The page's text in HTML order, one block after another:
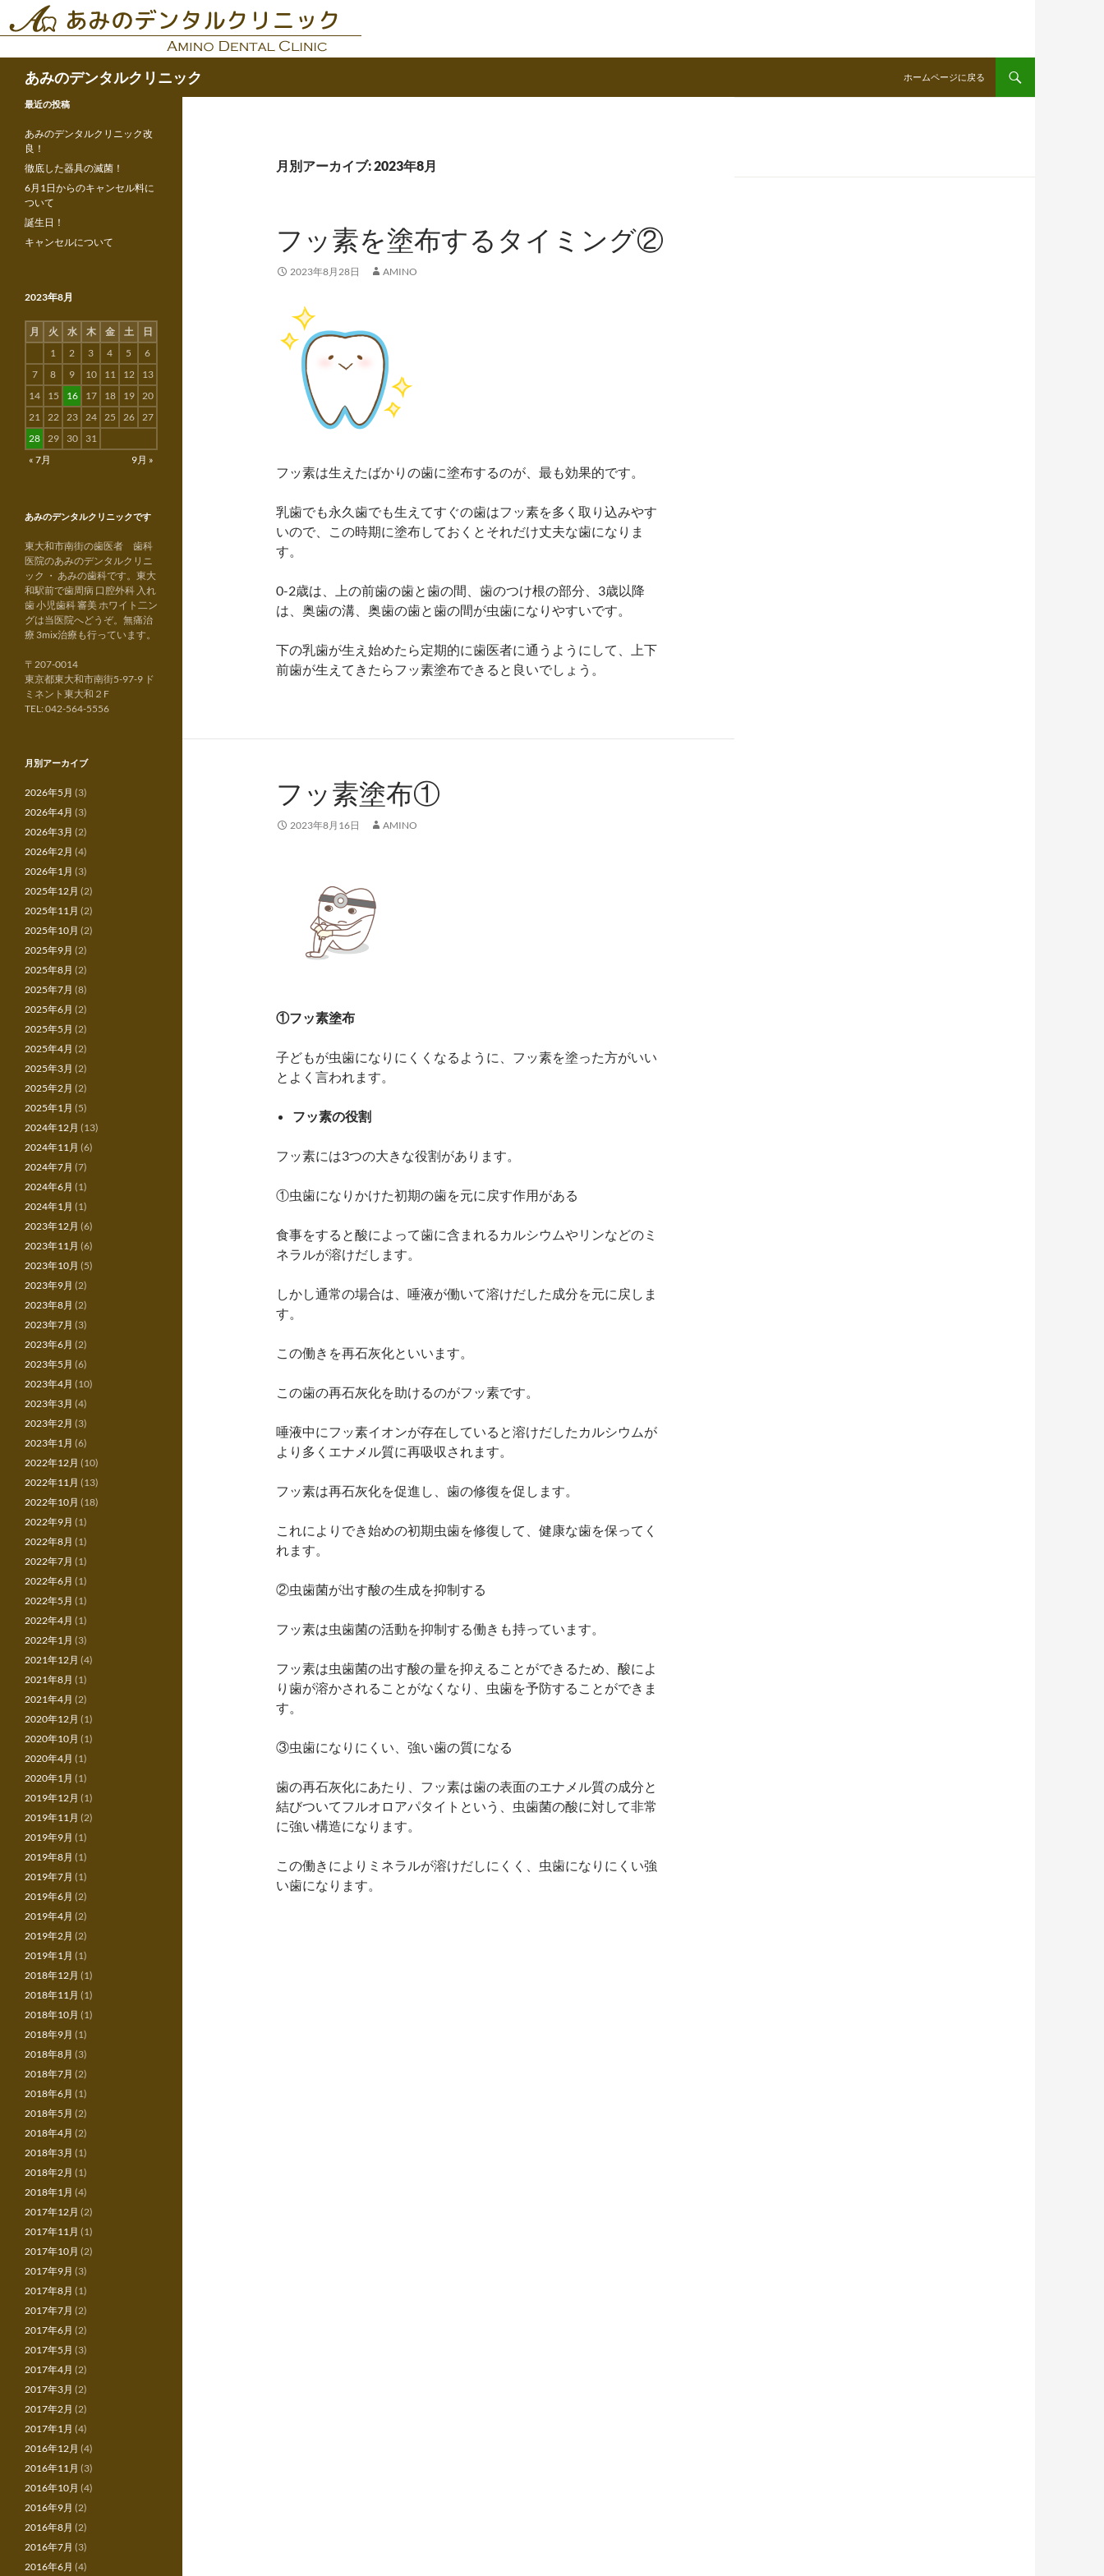
ン
あみのデンタルクリニック ホームページに戻る
月別アーカイブ: 2023年8月
フッ素を塗布するタイミング②
2023年8月28日 AMINO
フッ素は生えたばかりの歯に塗布するのが、最も効果的です。
乳歯でも永久歯でも生えてすぐの歯はフッ素を多く取り込みやす
いので、この時期に塗布しておくとそれだけ丈夫な歯になりま
す。
0-2歳は、上の前歯の歯と歯の間、歯のつけ根の部分、3歳以降
は、奥歯の溝、奥歯の歯と歯の間が虫歯になりやすいです。
下の乳歯が生え始めたら定期的に歯医者に通うようにして、上下
前歯が生えてきたらフッ素塗布できると良いでしょう。
フッ素塗布①
2023年8月16日 AMINO
①フッ素塗布
子どもが虫歯になりにくくなるように、フッ素を塗った方がいい
とよく言われます。
フッ素の役割
フッ素には3つの大きな役割があります。
①虫歯になりかけた初期の歯を元に戻す作用がある
食事をすると酸によって歯に含まれるカルシウムやリンなどのミ
ネラルが溶けだします。
しかし通常の場合は、唾液が働いて溶けだした成分を元に戻しま
す。
この働きを再石灰化といいます。
この歯の再石灰化を助けるのがフッ素です。
唾液中にフッ素イオンが存在していると溶けだしたカルシウムが
より多くエナメル質に再吸収されます。
フッ素は再石灰化を促進し、歯の修復を促します。
これによりでき始めの初期虫歯を修復して、健康な歯を保ってく
れます。
②虫歯菌が出す酸の生成を抑制する
フッ素は虫歯菌の活動を抑制する働きも持っています。
フッ素は虫歯菌の出す酸の量を抑えることができるため、酸によ
り歯が溶かされることがなくなり、虫歯を予防することができま
す。
③虫歯になりにくい、強い歯の質になる
歯の再石灰化にあたり、フッ素は歯の表面のエナメル質の成分と
結びついてフルオロアパタイトという、虫歯菌の酸に対して非常
に強い構造になります。
この働きによりミネラルが溶けだしにくく、虫歯になりにくい強
い歯になります。
最近の投稿
あみのデンタルクリニック改
良！
徹底した器具の滅菌！
6月1日からのキャンセル料に
ついて
誕生日！
キャンセルについて
2023年8月
月 火 水 木 金 土
日
1
2 3 4 5
6
7
8 9 10 11 12
13
14
15 16 17 18 19
20
21 22 23 24 25 26
27
28 29 30
31
« 7月
9月 »
あみのデンタルクリニックです
東大和市南街の歯医者 歯科
医院のあみのデンタルクリニ
ック ・ あみの歯科です。東大
和駅前で歯周病 口腔外科 入れ
歯 小児歯科 審美 ホワイト二ン
グは当医院へどうぞ。無痛治
療 3mix治療も行っています。
〒207-0014
東京都東大和市南街5-97-9 ド
ミネント東大和２F
TEL: 042-564-5556
月別アーカイブ
2026年5月 (3)
2026年4月 (3)
2026年3月 (2)
2026年2月 (4)
2026年1月 (3)
2025年12月 (2)
2025年11月 (2)
2025年10月 (2)
2025年9月 (2)
2025年8月 (2)
2025年7月 (8)
2025年6月 (2)
2025年5月 (2)
2025年4月 (2)
2025年3月 (2)
2025年2月 (2)
2025年1月 (5)
2024年12月 (13)
2024年11月 (6)
2024年7月 (7)
2024年6月 (1)
2024年1月 (1)
2023年12月 (6)
2023年11月 (6)
2023年10月 (5)
2023年9月 (2)
2023年8月 (2)
2023年7月 (3)
2023年6月 (2)
2023年5月 (6)
2023年4月 (10)
2023年3月 (4)
2023年2月 (3)
2023年1月 (6)
2022年12月 (10)
2022年11月 (13)
2022年10月 (18)
2022年9月 (1)
2022年8月 (1)
2022年7月 (1)
2022年6月 (1)
2022年5月 (1)
2022年4月 (1)
2022年1月 (3)
2021年12月 (4)
2021年8月 (1)
2021年4月 (2)
2020年12月 (1)
2020年10月 (1)
2020年4月 (1)
2020年1月 (1)
2019年12月 (1)
2019年11月 (2)
2019年9月 (1)
2019年8月 (1)
2019年7月 (1)
2019年6月 (2)
2019年4月 (2)
2019年2月 (2)
2019年1月 (1)
2018年12月 (1)
2018年11月 (1)
2018年10月 (1)
2018年9月 (1)
2018年8月 (3)
2018年7月 (2)
2018年6月 (1)
2018年5月 (2)
2018年4月 (2)
2018年3月 (1)
2018年2月 (1)
2018年1月 (4)
2017年12月 (2)
2017年11月 (1)
2017年10月 (2)
2017年9月 (3)
2017年8月 (1)
2017年7月 (2)
2017年6月 (2)
2017年5月 (3)
2017年4月 (2)
2017年3月 (2)
2017年2月 (2)
2017年1月 (4)
2016年12月 (4)
2016年11月 (3)
2016年10月 (4)
2016年9月 (2)
2016年8月 (2)
2016年7月 (3)
2016年6月 (4)